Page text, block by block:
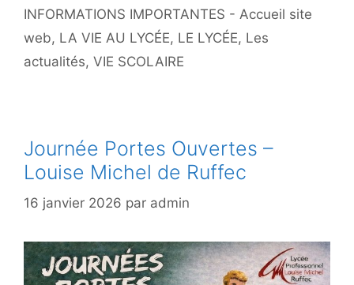
INFORMATIONS IMPORTANTES - Accueil site
web, LA VIE AU LYCÉE, LE LYCÉE, Les
actualités, VIE SCOLAIRE
Journée Portes Ouvertes –
Louise Michel de Ruffec
16 janvier 2026 par admin